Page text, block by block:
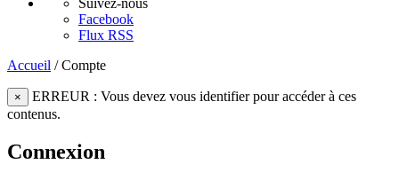
Suivez-nous
Facebook
Flux RSS
Accueil /Compte
×
ERREUR : Vous devez vous identifier pour accéder à ces
contenus.
Connexion